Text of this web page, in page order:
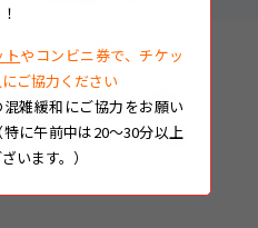
やコンビニ券で、チケッ
ご協力ください
雑緩和にご協力をお願い
特に午前中は20～30分以上
います。）